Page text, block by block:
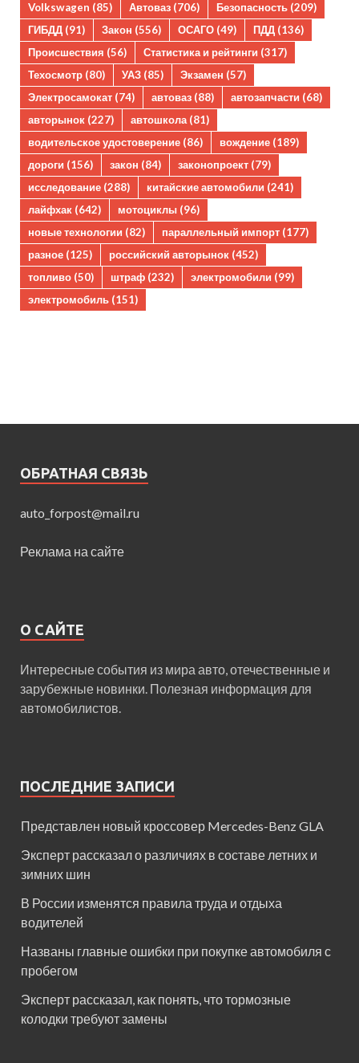
Volkswagen (85) Автоваз (706) Безопасность (209)
ГИБДД (91) Закон (556) ОСАГО (49) ПДД (136)
Происшествия (56) Статистика и рейтинги (317)
Техосмотр (80) УАЗ (85) Экзамен (57)
Электросамокат (74) автоваз (88) автозапчасти (68)
авторынок (227) автошкола(81)
водительское удостоверение (86) вождение (189)
дороги (156) закон (84) законопроект (79)
исследование (288) китайские автомобили (241)
лайфхак (642) мотоциклы (96)
новые технологии (82) параллельный импорт (177)
разное (125) российский авторынок (452)
топливо (50) штраф (232) электромобили (99)
электромобиль (151)
ОБРАТНАЯ СВЯЗЬ
auto_forpost@mail.ru
Реклама на сайте
О САЙТЕ
Интересные события из мира авто, отечественные и
зарубежные новинки. Полезная информация для
автомобилистов.
ПОСЛЕДНИЕ ЗАПИСИ
Представлен новый кроссовер Mercedes-Benz GLA
Эксперт рассказал о различиях в составе летних и
зимних шин
В России изменятся правила труда и отдыха
водителей
Названы главные ошибки при покупке автомобиля с
пробегом
Эксперт рассказал, как понять, что тормозные
колодки требуют замены